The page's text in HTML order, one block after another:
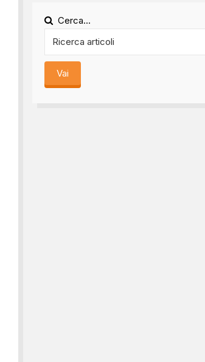
Cerca...
Vai